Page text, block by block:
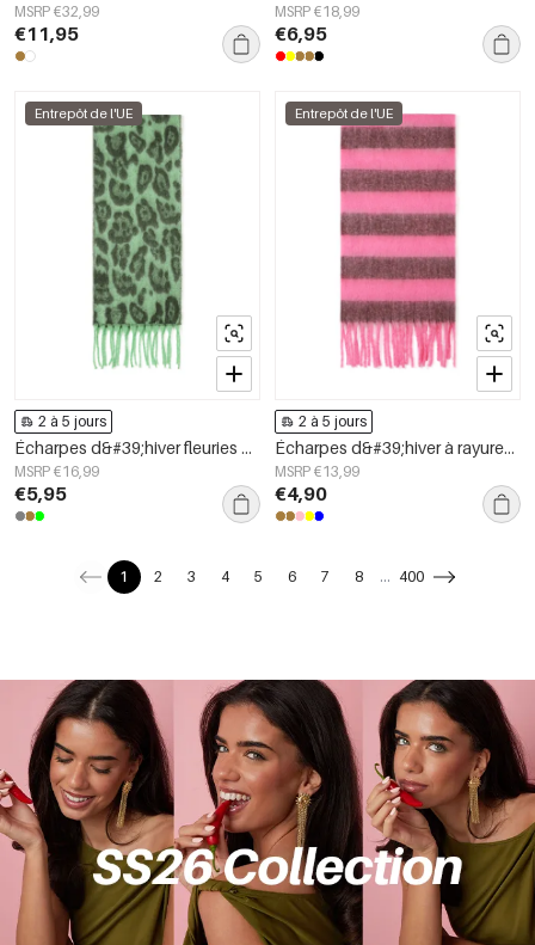
MSRP €32,99
€11,95
MSRP €18,99
€6,95
Entrepôt de l'UE
2 à 5 jours
Écharpes d&#39;hiver fleuries en polyester décontracté, accessoires du quotidien
MSRP €16,99
€5,95
Entrepôt de l'UE
2 à 5 jours
Écharpes d&#39;hiver à rayures en polyester décontracté, accessoires du quotidien
MSRP €13,99
€4,90
1 2 3 4 5 6 7 8 ... 400